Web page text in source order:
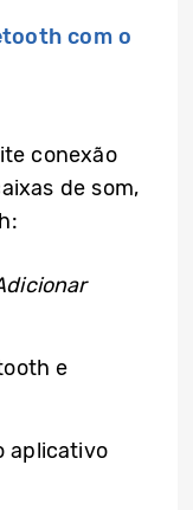
com o
conexão
de som,
e
aplicativo